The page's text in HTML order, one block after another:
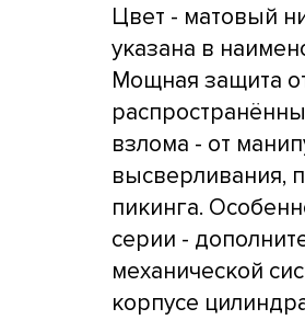
Цвет - матовый
указана в
Мощная защита
взлома - от
высверливания,
пикинга.
серии -
механической
корпусе